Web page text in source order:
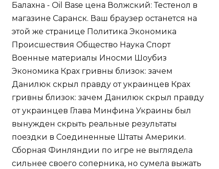
Балахна - Oil Base цена Волжский: Тестенол в
магазине Саранск. Ваш браузер останется на
этой же странице Политика Экономика
Происшествия Общество Наука Спорт
Военные материалы Иносми Шоубиз
Экономика Крах гривны близок: зачем
Данилюк скрыл правду от украинцев Крах
гривны близок: зачем Данилюк скрыл правду
от украинцев Глава Минфина Украины был
вынужден скрыть реальные результаты
поездки в Соединенные Штаты Америки.
Сборная Финляндии по игре не выглядела
сильнее своего соперника, но сумела выжать